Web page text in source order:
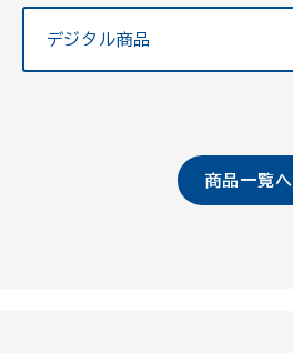
デジタル商品
商品一覧へ